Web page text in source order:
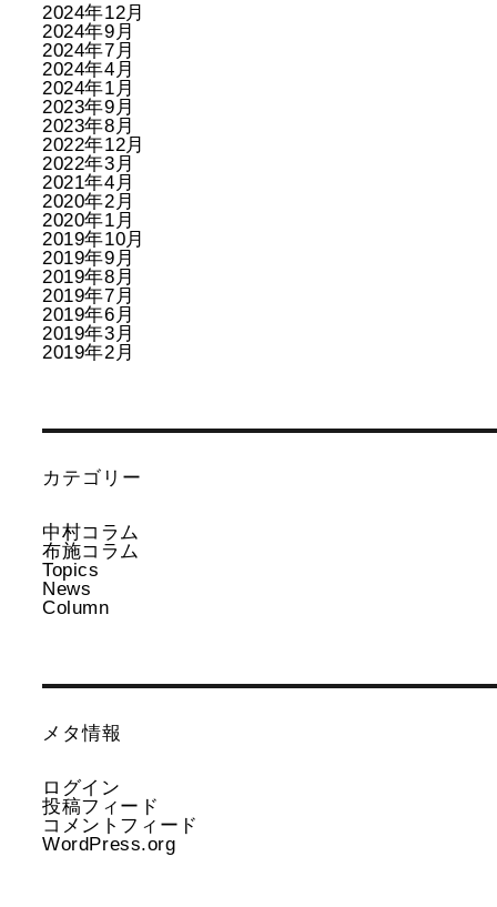
2024年12月
2024年9月
2024年7月
2024年4月
2024年1月
2023年9月
2023年8月
2022年12月
2022年3月
2021年4月
2020年2月
2020年1月
2019年10月
2019年9月
2019年8月
2019年7月
2019年6月
2019年3月
2019年2月
カテゴリー
中村コラム
布施コラム
Topics
News
Column
メタ情報
ログイン
投稿フィード
コメントフィード
WordPress.org